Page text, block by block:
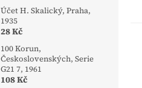
Účet H. Skalický, Praha,
1935
28 Kč
100 Korun,
Československých, Serie
G21 7, 1961
108 Kč